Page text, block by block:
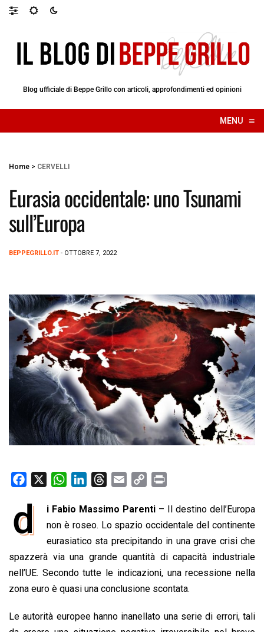
Blog ufficiale di Beppe Grillo con articoli, approfondimenti ed opinioni
MENU ≡
☰
Home > CERVELLI
Eurasia occidentale: uno Tsunami
sull’Europa
BEPPEGRILLO.IT - OTTOBRE 7, 2022
e
o
o
k
W
a
t
s
A
p
p
n
k
e
d
I
n
r
e
a
d
s
a
i
l
p
y
L
i
n
k
n
t
d i Fabio Massimo Parenti – Il destino dell’Europa
non è roseo. Lo spazio occidentale del continente
eurasiatico sta precipitando in una grave crisi che
spazzerà via una grande quantità di capacità industriale
nell’UE. Secondo tutte le indicazioni, una recessione nella
zona euro è quasi una conclusione scontata.
Le autorità europee hanno inanellato una serie di errori, tali